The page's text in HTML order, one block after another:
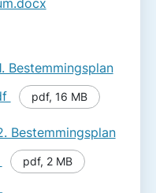
Bestemmingsplan
pdf, 16 MB
Bestemmingsplan
pdf, 2 MB